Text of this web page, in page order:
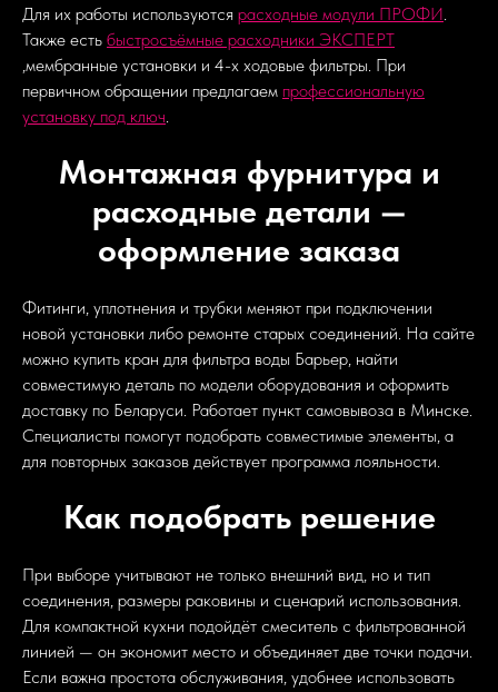
Для их работы используются расходные модули ПРОФИ.
Также есть быстросъёмные расходники ЭКСПЕРТ
,мембранные установки и 4-х ходовые фильтры. При
первичном обращении предлагаем профессиональную
установку под ключ.
Монтажная фурнитура и
расходные детали —
оформление заказа
Фитинги, уплотнения и трубки меняют при подключении
новой установки либо ремонте старых соединений. На сайте
можно купить кран для фильтра воды Барьер, найти
совместимую деталь по модели оборудования и оформить
доставку по Беларуси. Работает пункт самовывоза в Минске.
Специалисты помогут подобрать совместимые элементы, а
для повторных заказов действует программа лояльности.
Как подобрать решение
При выборе учитывают не только внешний вид, но и тип
соединения, размеры раковины и сценарий использования.
Для компактной кухни подойдёт смеситель с фильтрованной
линией — он экономит место и объединяет две точки подачи.
Если важна простота обслуживания, удобнее использовать